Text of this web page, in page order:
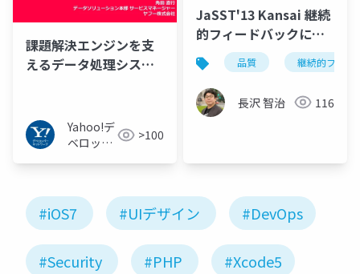
課題解決エンジンを支
えるデータ処理システ
Yahoo!デ
ベロッパ
>100
JaSST'13 Kansai 継続
的フィードバックによ
る品質運営
品質 継続的フィー
長沢 智治 116
#iOS7 #UIデザイン #DevOps
#Security #PHP #Xcode5